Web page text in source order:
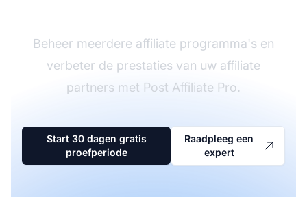
Beheer meerdere affiliate programma's en
verbeter de prestaties van uw affiliate
partners met Post Affiliate Pro.
Start 30 dagen gratis
proefperiode
Raadpleeg een
expert